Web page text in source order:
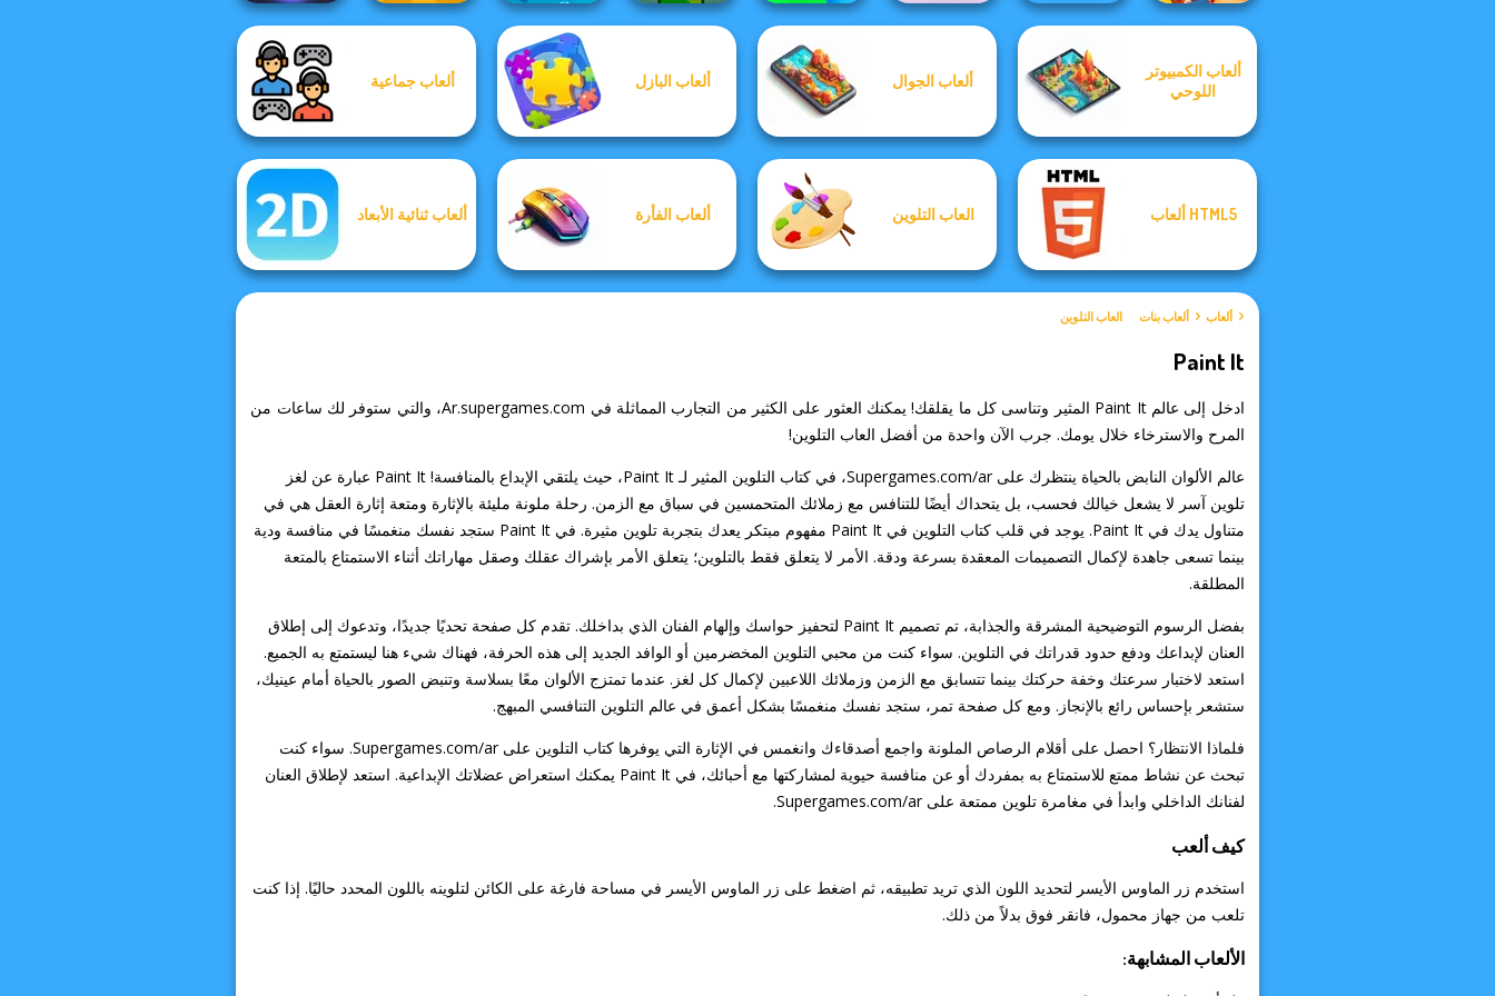
Bubble Shooter
HD 3
Cute Coloring
Games
Crowd
Lumberjack
Boxing Gang
Ultimate Flying
Car
Wild West Match
ألعاب جماعية ألعاب البازل ألعاب الجوال
ألعاب الكمبيوتر
اللوحي
ألعاب ثنائية الأبعاد ألعاب الفأرة العاب التلوين HTML5 ألعاب
ألعاب ألعاب بنات العاب التلوين
Paint It
ادخل إلى عالم Paint It المثير وتناسى كل ما يقلقك! يمكنك العثور على الكثير من التجارب المماثلة في Ar.supergames.com، والتي ستوفر لك ساعات من
المرح والاسترخاء خلال يومك. جرب الآن واحدة من أفضل العاب التلوين!
عالم الألوان النابض بالحياة ينتظرك على Supergames.com/ar، في كتاب التلوين المثير لـ Paint It، حيث يلتقي الإبداع بالمنافسة! Paint It عبارة عن لغز
تلوين آسر لا يشعل خيالك فحسب، بل يتحداك أيضًا للتنافس مع زملائك المتحمسين في سباق مع الزمن. رحلة ملونة مليئة بالإثارة ومتعة إثارة العقل هي في
متناول يدك في Paint It. يوجد في قلب كتاب التلوين في Paint It مفهوم مبتكر يعدك بتجربة تلوين مثيرة. في Paint It ستجد نفسك منغمسًا في منافسة ودية
بينما تسعى جاهدة لإكمال التصميمات المعقدة بسرعة ودقة. الأمر لا يتعلق فقط بالتلوين؛ يتعلق الأمر بإشراك عقلك وصقل مهاراتك أثناء الاستمتاع بالمتعة
المطلقة.
بفضل الرسوم التوضيحية المشرقة والجذابة، تم تصميم Paint It لتحفيز حواسك وإلهام الفنان الذي بداخلك. تقدم كل صفحة تحديًا جديدًا، وتدعوك إلى إطلاق
العنان لإبداعك ودفع حدود قدراتك في التلوين. سواء كنت من محبي التلوين المخضرمين أو الوافد الجديد إلى هذه الحرفة، فهناك شيء هنا ليستمتع به الجميع.
استعد لاختبار سرعتك وخفة حركتك بينما تتسابق مع الزمن وزملائك اللاعبين لإكمال كل لغز. عندما تمتزج الألوان معًا بسلاسة وتنبض الصور بالحياة أمام عينيك،
ستشعر بإحساس رائع بالإنجاز. ومع كل صفحة تمر، ستجد نفسك منغمسًا بشكل أعمق في عالم التلوين التنافسي المبهج.
فلماذا الانتظار؟ احصل على أقلام الرصاص الملونة واجمع أصدقاءك وانغمس في الإثارة التي يوفرها كتاب التلوين على Supergames.com/ar. سواء كنت
تبحث عن نشاط ممتع للاستمتاع به بمفردك أو عن منافسة حيوية لمشاركتها مع أحبائك، في Paint It يمكنك استعراض عضلاتك الإبداعية. استعد لإطلاق العنان
لفنانك الداخلي وابدأ في مغامرة تلوين ممتعة على Supergames.com/ar.
كيف ألعب
استخدم زر الماوس الأيسر لتحديد اللون الذي تريد تطبيقه، ثم اضغط على زر الماوس الأيسر في مساحة فارغة على الكائن لتلوينه باللون المحدد حاليًا. إذا كنت
تلعب من جهاز محمول، فانقر فوق بدلاً من ذلك.
الألعاب المشابهة: